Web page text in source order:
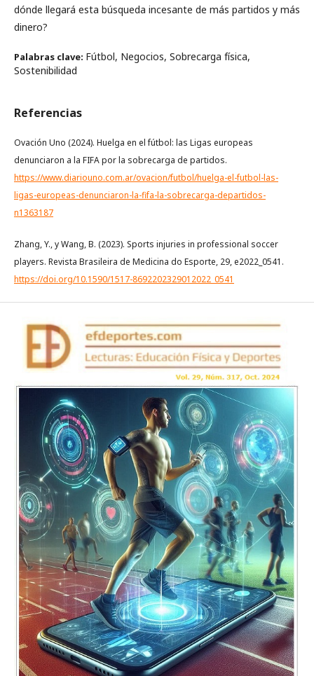
dónde llegará esta búsqueda incesante de más partidos y más
dinero?
Palabras clave: Fútbol, Negocios, Sobrecarga física,
Sostenibilidad
Referencias
Ovación Uno (2024). Huelga en el fútbol: las Ligas europeas
denunciaron a la FIFA por la sobrecarga de partidos.
https://www.diariouno.com.ar/ovacion/futbol/huelga-el-futbol-las-
ligas-europeas-denunciaron-la-fifa-la-sobrecarga-departidos-
n1363187
Zhang, Y., y Wang, B. (2023). Sports injuries in professional soccer
players. Revista Brasileira de Medicina do Esporte, 29, e2022_0541.
https://doi.org/10.1590/1517-8692202329012022_0541